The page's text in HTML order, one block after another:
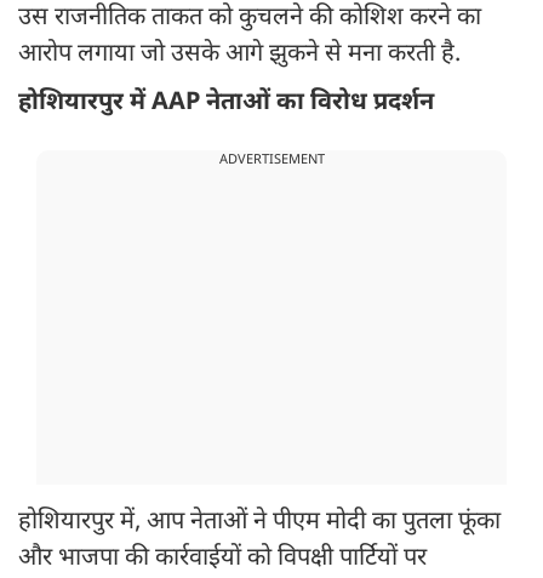
उस राजनीतिक ताकत को कुचलने की कोशिश करने का
आरोप लगाया जो उसके आगे झुकने से मना करती है.
होशियारपुर में AAP नेताओं का विरोध प्रदर्शन
ADVERTISEMENT
होशियारपुर में, आप नेताओं ने पीएम मोदी का पुतला फूंका
और भाजपा की कार्रवाईयों को विपक्षी पार्टियों पर